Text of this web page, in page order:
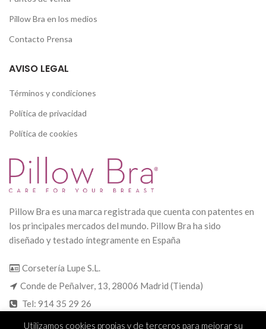
Pillow Bra en los medios
Contacto Prensa
AVISO LEGAL
Términos y condiciones
Política de privacidad
Política de cookies
Pillow Bra es una marca registrada que cuenta con patentes en
los principales mercados del mundo. Pillow Bra ha sido
diseñado y testado íntegramente en España
Corsetería Lupe S.L.
Conde de Peñalver, 13, 28006 Madrid (Tienda)
Tel: 914 35 29 26
Fax: 914 35 29 26
Utilizamos cookies propias y de terceros para mejorar su